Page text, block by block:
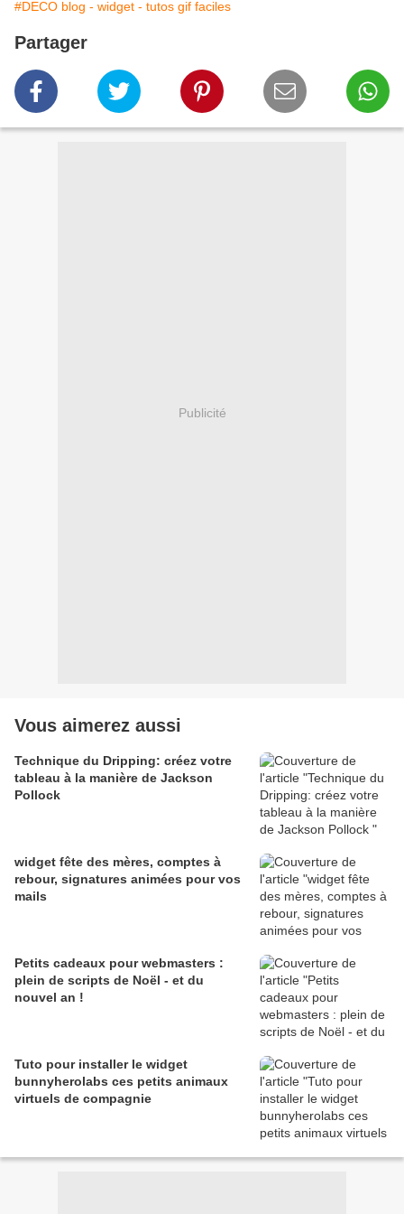
#DECO blog - widget - tutos gif faciles
Partager
Publicité
Vous aimerez aussi
Technique du Dripping: créez votre
tableau à la manière de Jackson
Pollock
widget fête des mères, comptes à
rebour, signatures animées pour vos
mails
Petits cadeaux pour webmasters :
plein de scripts de Noël - et du
nouvel an !
Tuto pour installer le widget
bunnyherolabs ces petits animaux
virtuels de compagnie